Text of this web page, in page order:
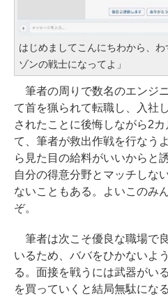
はじめましてこんにちわから、
ゾンの戦士になってよ」
筆者の周りで数名のエンジ
て首を猟られて転職し、入社
されたことに後悔しながら2
て、筆者が救出作戦を行なう
ら見た目の給料がいいからと
自分の得意分野とマッチしな
ないこともある。よいこのみ
ぞ。
筆者は次こそ優良な職場で
いるため、ババをひかないよ
る。面接を戦うには武器がい
を買っていくと結局無駄にな